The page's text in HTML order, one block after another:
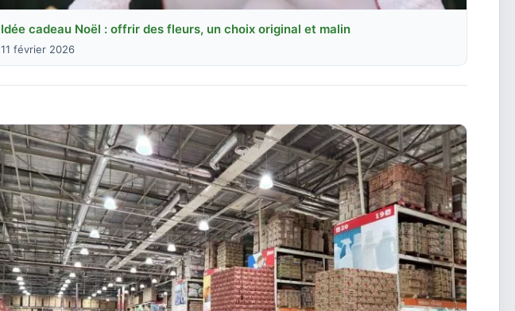
Idée cadeau Noël : offrir des fleurs, un choix original et malin
11 février 2026